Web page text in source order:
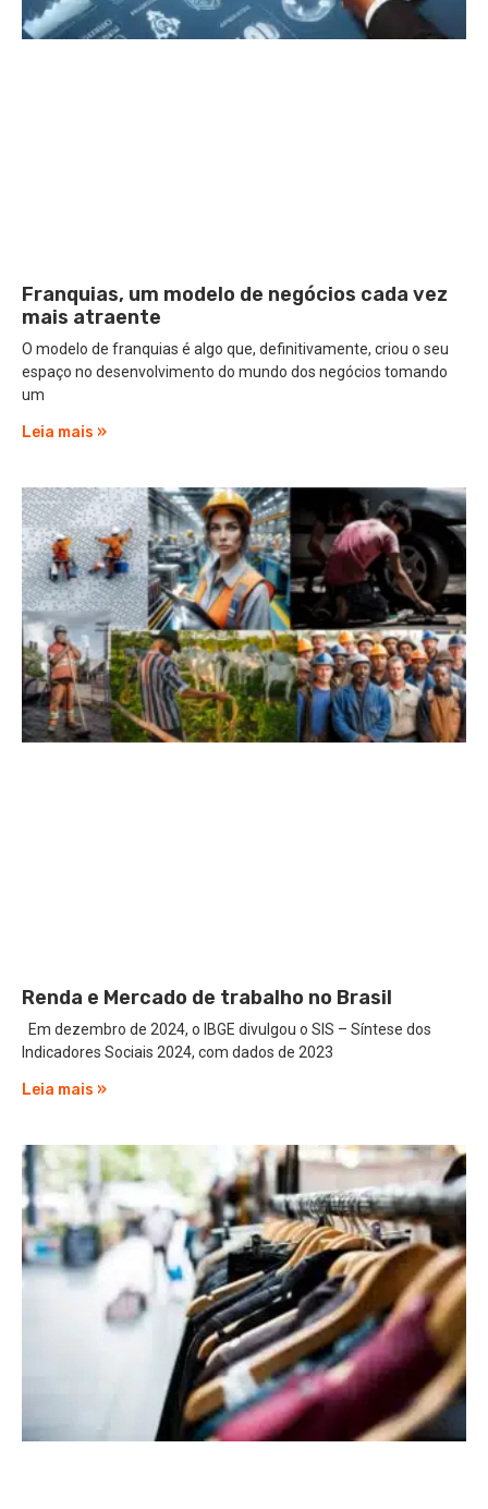
Franquias, um modelo de negócios cada vez
mais atraente
O modelo de franquias é algo que, definitivamente, criou o seu
espaço no desenvolvimento do mundo dos negócios tomando
um
Leia mais »
Renda e Mercado de trabalho no Brasil
Em dezembro de 2024, o IBGE divulgou o SIS – Síntese dos
Indicadores Sociais 2024, com dados de 2023
Leia mais »